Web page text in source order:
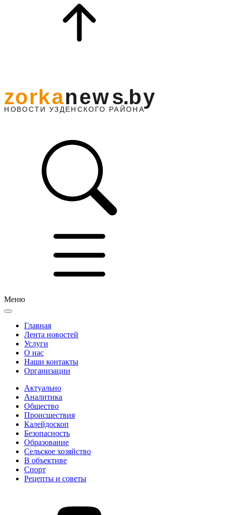
Меню
Главная
Лента новостей
Услуги
О нас
Наши контакты
Организации
Актуально
Аналитика
Общество
Происшествия
Калейдоскоп
Безопасность
Образование
Сельское хозяйство
В объективе
Спорт
Рецепты и советы